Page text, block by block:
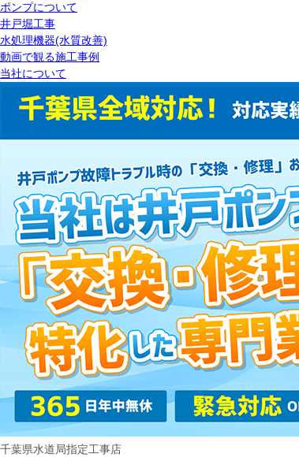
ポンプについて
井戸堀工事
水処理機器(水質改善)
動画で観る施工事例
当社について
千葉県水道局指定工事店